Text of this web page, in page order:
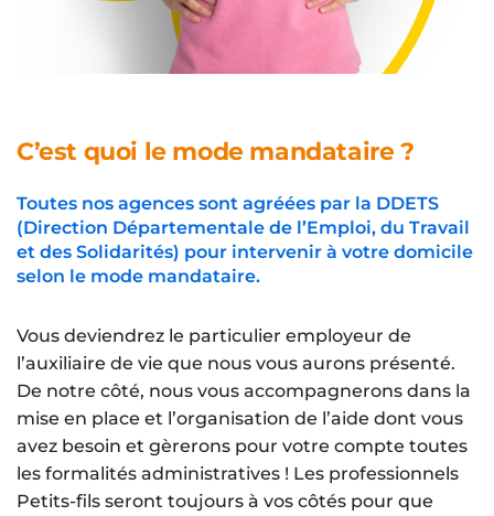
C’est quoi le mode mandataire ?
Toutes nos agences sont agréées par la DDETS
(Direction Départementale de l’Emploi, du Travail
et des Solidarités) pour intervenir à votre domicile
selon le mode mandataire.
Vous deviendrez le particulier employeur de
l’auxiliaire de vie que nous vous aurons présenté.
De notre côté, nous vous accompagnerons dans la
mise en place et l’organisation de l’aide dont vous
avez besoin et gèrerons pour votre compte toutes
les formalités administratives ! Les professionnels
Petits-fils seront toujours à vos côtés pour que